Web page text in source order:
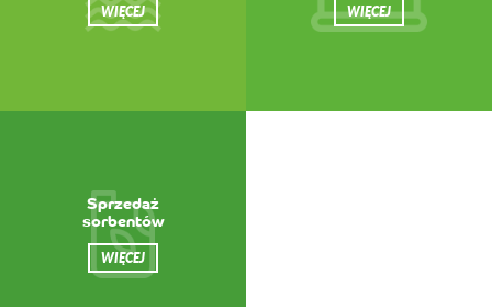
WIĘCEJ WIĘCEJ
Sprzedaż
sorbentów
WIĘCEJ